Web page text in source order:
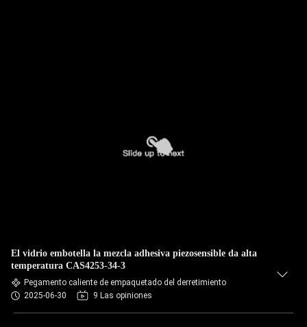
El vidrio embotella la mezcla adhesiva piezosensible da alta
temperatura CAS4253-34-3
Pegamento caliente de empaquetado del derretimiento
2025-06-30
9 Las opiniones